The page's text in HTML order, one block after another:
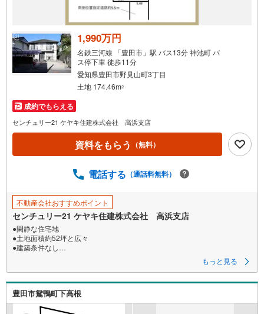
1,990万円
名鉄三河線 「豊田市」駅 バス13分 神池町 バ
ス停下車 徒歩11分
愛知県豊田市野見山町3丁目
土地 174.46m2
成約でもらえる
センチュリー21 ケヤキ住建株式会社 高浜支店
資料をもらう （無料）
電話する （通話料無料）
不動産会社おすすめポイント
センチュリー21 ケヤキ住建株式会社 高浜支店
●閑静な住宅地
●土地面積約52坪と広々
●建築条件なし
●見学予約について●
・お早めに内覧のご予約をいただけますと、お客様のご希望の時間でお待
たせすることなく【ご内覧をご希望される物件】を複数件まとめてスムー
もっと見る
豊田市鴛鴨町下高根